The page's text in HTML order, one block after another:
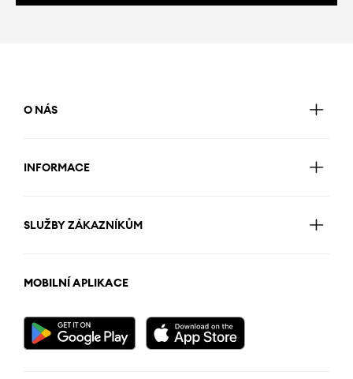
O NÁS
INFORMACE
SLUŽBY ZÁKAZNÍKŮM
MOBILNÍ APLIKACE